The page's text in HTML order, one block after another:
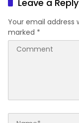
Leave a Reply
Your email address
marked *